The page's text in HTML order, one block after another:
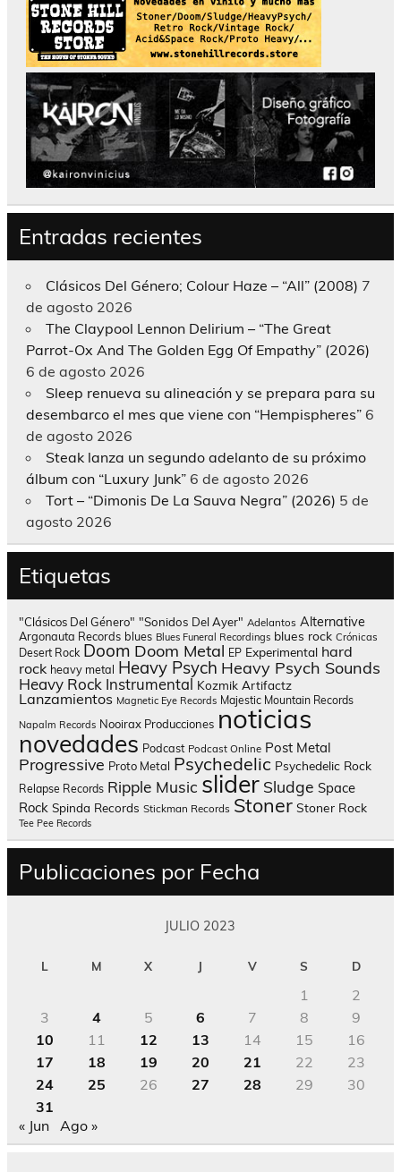
Entradas recientes
Clásicos Del Género; Colour Haze – “All” (2008) 7
de agosto 2026
The Claypool Lennon Delirium – “The Great
Parrot-Ox And The Golden Egg Of Empathy” (2026)
6 de agosto 2026
Sleep renueva su alineación y se prepara para su
desembarco el mes que viene con “Hempispheres” 6
de agosto 2026
Steak lanza un segundo adelanto de su próximo
álbum con “Luxury Junk” 6 de agosto 2026
Tort – “Dimonis De La Sauva Negra” (2026) 5 de
agosto 2026
Etiquetas
"Clásicos Del Género" "Sonidos Del Ayer" Adelantos Alternative
Argonauta Records blues Blues Funeral Recordings blues rock Crónicas
Desert Rock Doom Doom Metal EP Experimental hard
rock heavy metal Heavy Psych Heavy Psych Sounds
Heavy Rock Instrumental Kozmik Artifactz
Lanzamientos Magnetic Eye Records Majestic Mountain Records
Napalm Records Nooirax Producciones noticias
novedades Podcast Podcast Online Post Metal
Progressive Proto Metal Psychedelic Psychedelic Rock
Relapse Records Ripple Music slider Sludge Space
Rock Spinda Records Stickman Records Stoner Stoner Rock
Tee Pee Records
Publicaciones por Fecha
JULIO 2023
L M X J V S D
1
2
3
4 5 6 7 8
9
10
11 12 13 14 15
16
17
18 19 20 21 22
23
24
25 26 27 28 29
30
31
« Jun
Ago »